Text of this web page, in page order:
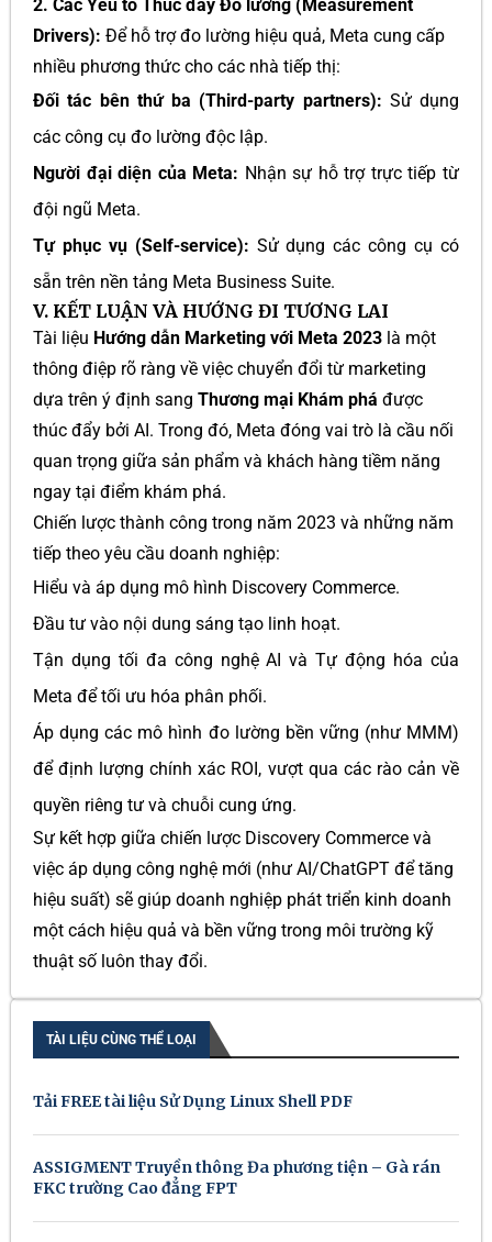
2. Các Yếu tố Thúc đẩy Đo lường (Measurement
Drivers): Để hỗ trợ đo lường hiệu quả, Meta cung cấp
nhiều phương thức cho các nhà tiếp thị:
Đối tác bên thứ ba (Third-party partners): Sử dụng
các công cụ đo lường độc lập.
Người đại diện của Meta: Nhận sự hỗ trợ trực tiếp từ
đội ngũ Meta.
Tự phục vụ (Self-service): Sử dụng các công cụ có
sẵn trên nền tảng Meta Business Suite.
V. KẾT LUẬN VÀ HƯỚNG ĐI TƯƠNG LAI
Tài liệu Hướng dẫn Marketing với Meta 2023 là một
thông điệp rõ ràng về việc chuyển đổi từ marketing
dựa trên ý định sang Thương mại Khám phá được
thúc đẩy bởi AI. Trong đó, Meta đóng vai trò là cầu nối
quan trọng giữa sản phẩm và khách hàng tiềm năng
ngay tại điểm khám phá.
Chiến lược thành công trong năm 2023 và những năm
tiếp theo yêu cầu doanh nghiệp:
Hiểu và áp dụng mô hình Discovery Commerce.
Đầu tư vào nội dung sáng tạo linh hoạt.
Tận dụng tối đa công nghệ AI và Tự động hóa của
Meta để tối ưu hóa phân phối.
Áp dụng các mô hình đo lường bền vững (như MMM)
để định lượng chính xác ROI, vượt qua các rào cản về
quyền riêng tư và chuỗi cung ứng.
Sự kết hợp giữa chiến lược Discovery Commerce và
việc áp dụng công nghệ mới (như AI/ChatGPT để tăng
hiệu suất) sẽ giúp doanh nghiệp phát triển kinh doanh
một cách hiệu quả và bền vững trong môi trường kỹ
thuật số luôn thay đổi.
TÀI LIỆU CÙNG THỂ LOẠI
Tải FREE tài liệu Sử Dụng Linux Shell PDF
ASSIGMENT Truyền thông Đa phương tiện – Gà rán
FKC trường Cao đẳng FPT